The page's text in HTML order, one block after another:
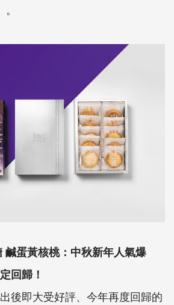
蛋黃核桃：中秋新年人氣爆
回歸！
後即大受好評、今年再度回歸的